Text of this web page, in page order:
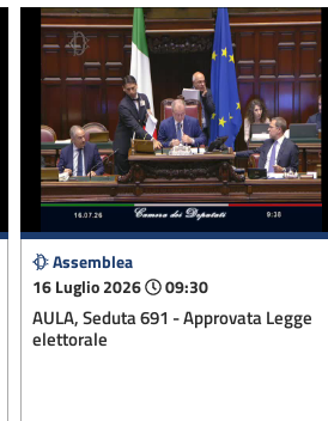
Assemblea
16 Luglio 2026
09:30
AULA, Seduta 691 - Approvata Legge
elettorale